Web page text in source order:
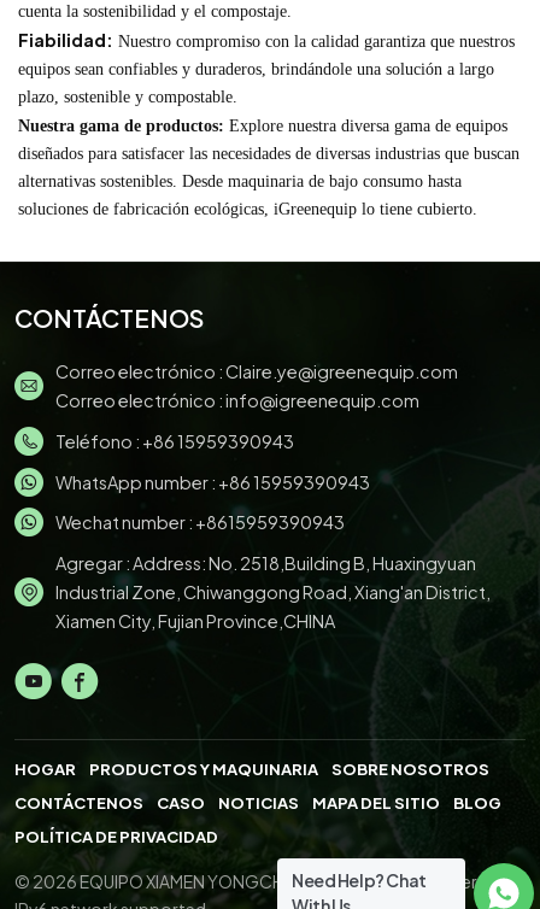
cuenta la sostenibilidad y el compostaje.
Fiabilidad: Nuestro compromiso con la calidad garantiza que nuestros
equipos sean confiables y duraderos, brindándole una solución a largo
plazo, sostenible y compostable.
Nuestra gama de productos: Explore nuestra diversa gama de equipos
diseñados para satisfacer las necesidades de diversas industrias que buscan
alternativas sostenibles. Desde maquinaria de bajo consumo hasta
soluciones de fabricación ecológicas, iGreenequip lo tiene cubierto.
CONTÁCTENOS
Correo electrónico :Claire.ye@igreenequip.com
Correo electrónico :info@igreenequip.com
Teléfono : +86 15959390943
WhatsApp number : +86 15959390943
Wechat number : +8615959390943
Agregar : Address: No. 2518,Building B, Huaxingyuan
Industrial Zone, Chiwanggong Road, Xiang'an District,
Xiamen City, Fujian Province,CHINA
HOGAR PRODUCTOS Y MAQUINARIA
SOBRE NOSOTROS
CONTÁCTENOS
CASO NOTICIAS MAPA DEL SITIO
BLOG
POLÍTICA DE PRIVACIDAD
© 2026 EQUIPO XIAMEN YONGCHENG.,LTD. All Right Reserved.
Need Help? Chat